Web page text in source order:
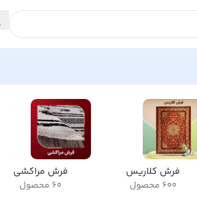
فرش کلاریس
600 محصول
فرش مراکشی
60 محصول